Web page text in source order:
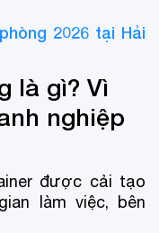
2026 tại Hải
là gì? Vì
nghiệp
được cải tạo
làm việc, bên